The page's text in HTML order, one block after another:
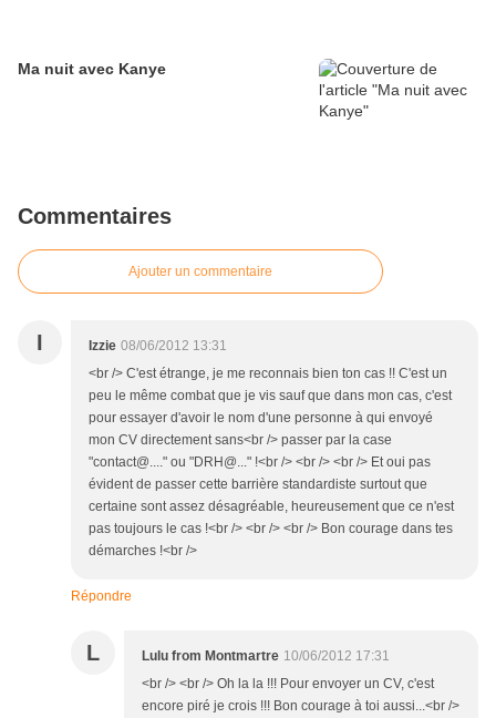
Ma nuit avec Kanye
Commentaires
Ajouter un commentaire
I Izzie 08/06/2012 13:31
<br /> C'est étrange, je me reconnais bien ton cas !! C'est un
peu le même combat que je vis sauf que dans mon cas, c'est
pour essayer d'avoir le nom d'une personne à qui envoyé
mon CV directement sans<br /> passer par la case
"contact@...." ou "DRH@..." !<br /> <br /> <br /> Et oui pas
évident de passer cette barrière standardiste surtout que
certaine sont assez désagréable, heureusement que ce n'est
pas toujours le cas !<br /> <br /> <br /> Bon courage dans tes
démarches !<br />
Répondre
L Lulu from Montmartre 10/06/2012 17:31
<br /> <br /> Oh la la !!! Pour envoyer un CV, c'est
encore piré je crois !!! Bon courage à toi aussi...<br />